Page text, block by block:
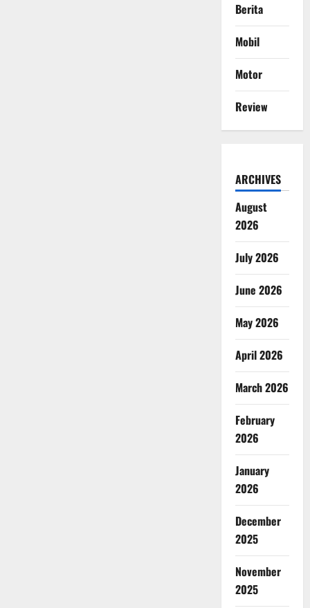
Berita
Mobil
Motor
Review
ARCHIVES
August
2026
July 2026
June 2026
May 2026
April 2026
March 2026
February
2026
January
2026
December
2025
November
2025